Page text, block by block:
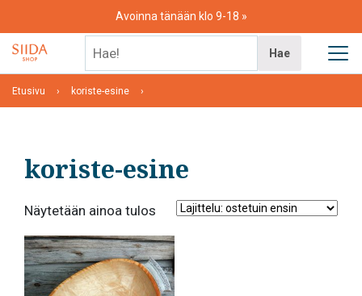
content
Avoinna tänään klo 9-18
Hae
Etusivu koriste-esine
koriste-esine
Näytetään ainoa tulos